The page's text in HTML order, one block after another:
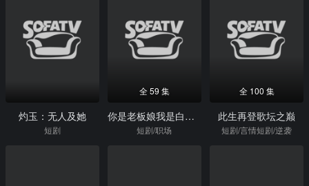
灼玉：无人及她
短剧
全 59 集
你是老板娘我是白月光
短剧/职场
全 100 集
此生再登歌坛之巅
短剧/言情短剧/逆袭